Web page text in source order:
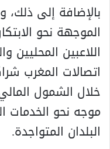
بالإضافة إلى ذلك،
الموجهة نحو
اللاعبين المحليين
خلال الشمول
موجه نحو الخدمات
البلدان المتواجدة.